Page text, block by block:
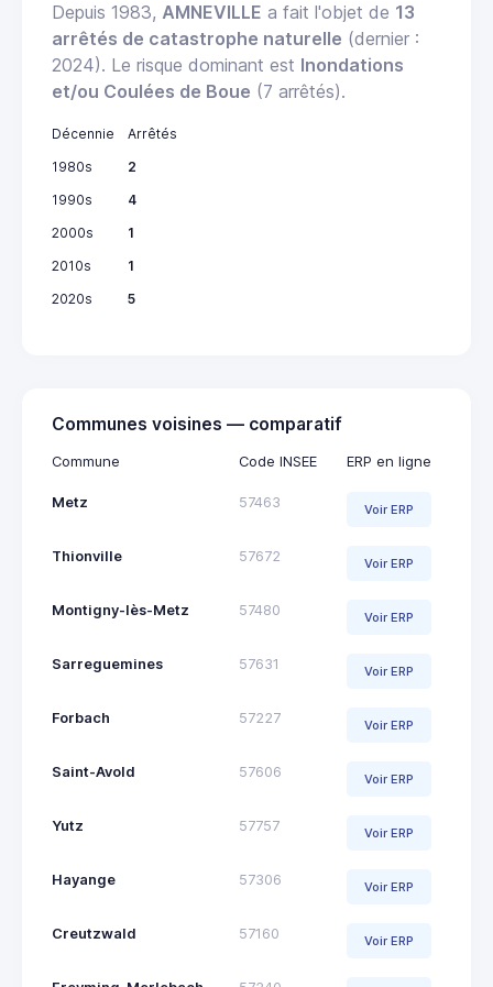
Depuis 1983, AMNEVILLE a fait l'objet de 13
arrêtés de catastrophe naturelle (dernier :
2024). Le risque dominant est Inondations
et/ou Coulées de Boue (7 arrêtés).
Décennie
Arrêtés
1980s
2
1990s
4
2000s
1
2010s
1
2020s
5
Communes voisines — comparatif
Commune Code INSEE ERP en ligne
Metz 57463 Voir ERP
Thionville 57672 Voir ERP
Montigny-lès-Metz 57480 Voir ERP
Sarreguemines 57631 Voir ERP
Forbach 57227 Voir ERP
Saint-Avold 57606 Voir ERP
Yutz 57757 Voir ERP
Hayange 57306 Voir ERP
Creutzwald 57160 Voir ERP